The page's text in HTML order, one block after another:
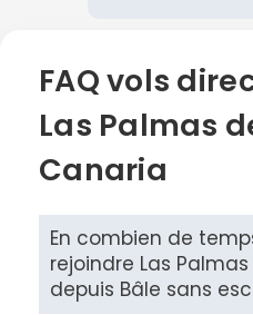
FAQ vols
Las Palmas
Canaria
En combien de
rejoindre Las
depuis Bâle sans